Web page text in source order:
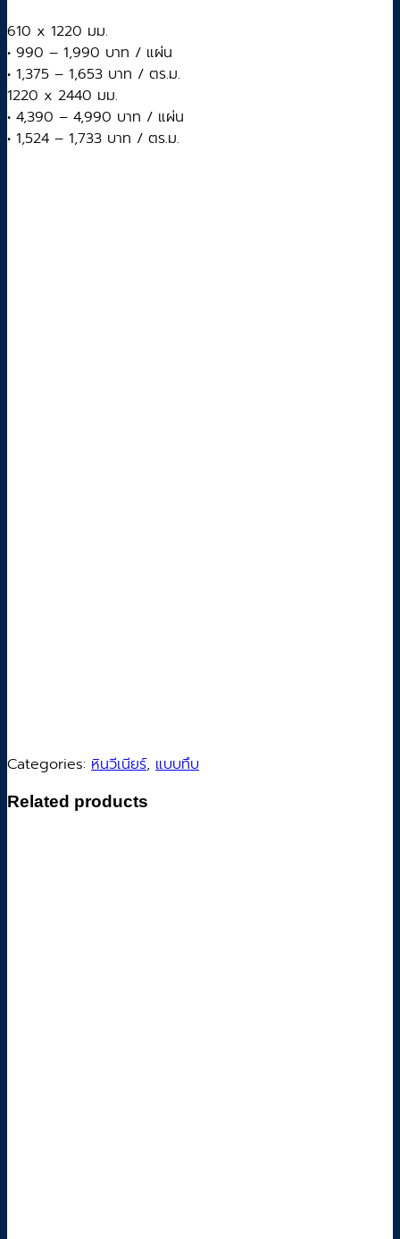
610 x 1220 มม.
• 990 – 1,990 บาท / แผ่น
• 1,375 – 1,653 บาท / ตร.ม.
1220 x 2440 มม.
• 4,390 – 4,990 บาท / แผ่น
• 1,524 – 1,733 บาท / ตร.ม.
Categories: หินวีเนียร์, แบบทึบ
Related products